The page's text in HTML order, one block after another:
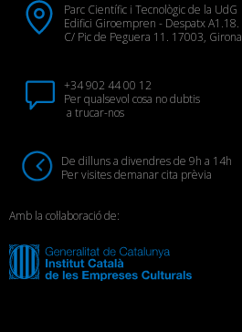
Parc Científic i Tecnològic de la UdG
Edifici Giroempren - Despatx A1.18.
C/ Pic de Peguera 11. 17003, Girona
+34 902 44 00 12
Per qualsevol cosa no dubtis
a trucar-nos
De dilluns a divendres de 9h a 14h
Per visites demanar cita prèvia
Amb la col·laboració de: